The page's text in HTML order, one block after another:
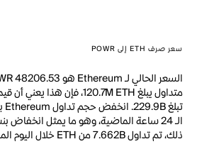
سعر صرف ETH إلى POWR
ذلك، تم تداول 7.662B من ETH خلال اليوم الماضي.